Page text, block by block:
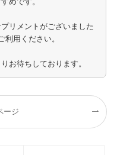
リメントがございました
利用ください。
お待ちしております。
ージ